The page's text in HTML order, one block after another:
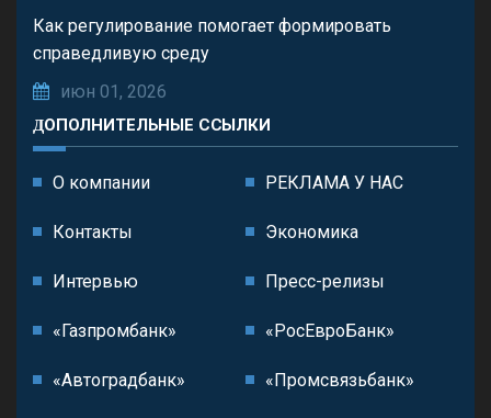
Как регулирование помогает формировать
справедливую среду
июн 01, 2026
ДОПОЛНИТЕЛЬНЫЕ ССЫЛКИ
О компании РЕКЛАМА У НАС
Контакты Экономика
Интервью Пресс-релизы
«Газпромбанк» «РосЕвроБанк»
«Автоградбанк» «Промсвязьбанк»